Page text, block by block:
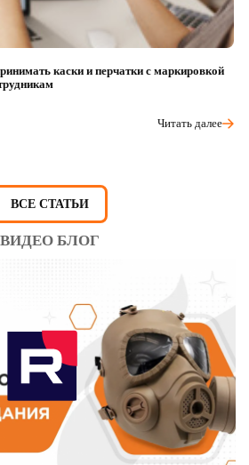
каски и перчатки с маркировкой
Читать далее
ВСЕ СТАТЬИ
ВИДЕО БЛОГ